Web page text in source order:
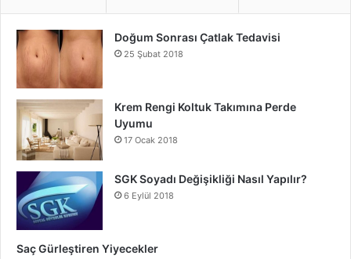
Doğum Sonrası Çatlak Tedavisi
25 Şubat 2018
Krem Rengi Koltuk Takımına Perde
Uyumu
17 Ocak 2018
SGK Soyadı Değişikliği Nasıl Yapılır?
6 Eylül 2018
Saç Gürleştiren Yiyecekler